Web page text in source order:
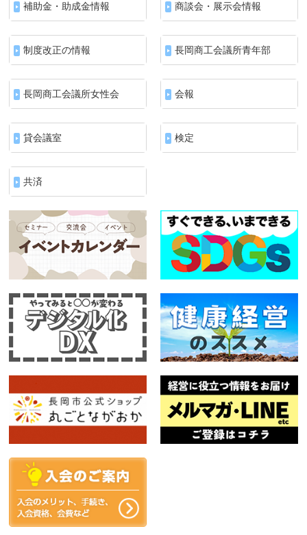
補助金・助成金情報 商談会・展示会情報
制度改正の情報 長岡商工会議所青年部
長岡商工会議所女性会 会報
貸会議室 検定
共済